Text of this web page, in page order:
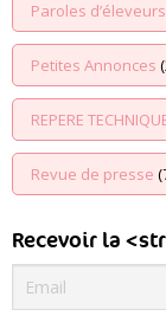
Paroles d’éleveurs
Petites Annonces
REPERE
Revue de presse
Recevoir la